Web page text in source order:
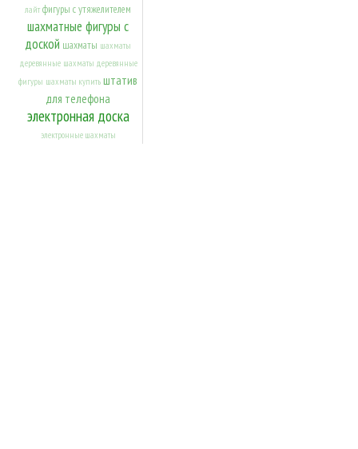
лайт фигуры с утяжелителем
шахматные фигуры с
доской шахматы шахматы
деревянные шахматы деревянные
фигуры шахматы купить штатив
для телефона
электронная доска
электронные шахматы